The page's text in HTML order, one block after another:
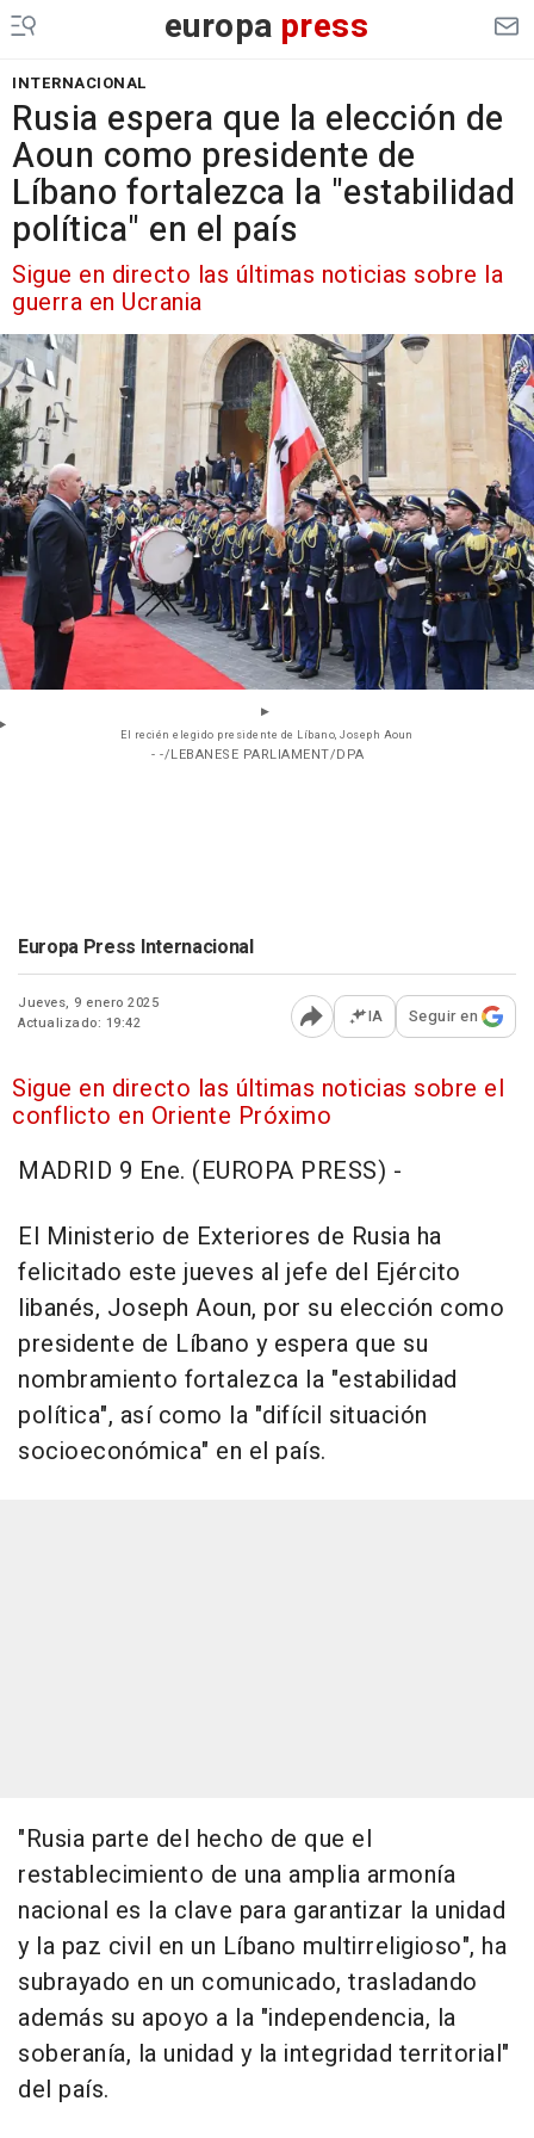
europa press
INTERNACIONAL
Rusia espera que la elección de
Aoun como presidente de
Líbano fortalezca la "estabilidad
política" en el país
Sigue en directo las últimas noticias sobre la
guerra en Ucrania
El recién elegido presidente de Líbano, Joseph Aoun
- -/LEBANESE PARLIAMENT/DPA
Europa Press Internacional
Jueves, 9 enero 2025
Actualizado: 19:42
Abrir opciones para
IA Seguir en
Sigue en directo las últimas noticias sobre el
conflicto en Oriente Próximo
MADRID 9 Ene. (EUROPA PRESS) -
El Ministerio de Exteriores de Rusia ha
felicitado este jueves al jefe del Ejército
libanés, Joseph Aoun, por su elección como
presidente de Líbano y espera que su
nombramiento fortalezca la "estabilidad
política", así como la "difícil situación
socioeconómica" en el país.
"Rusia parte del hecho de que el
restablecimiento de una amplia armonía
nacional es la clave para garantizar la unidad
y la paz civil en un Líbano multirreligioso", ha
subrayado en un comunicado, trasladando
además su apoyo a la "independencia, la
soberanía, la unidad y la integridad territorial"
del país.